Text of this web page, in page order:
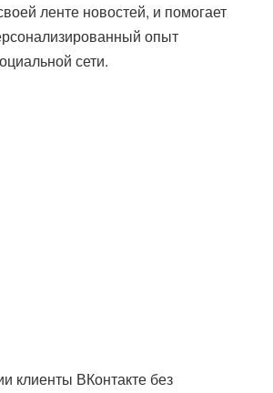
ленте новостей, и помогает
опыт
сети.
клиенты ВКонтакте без